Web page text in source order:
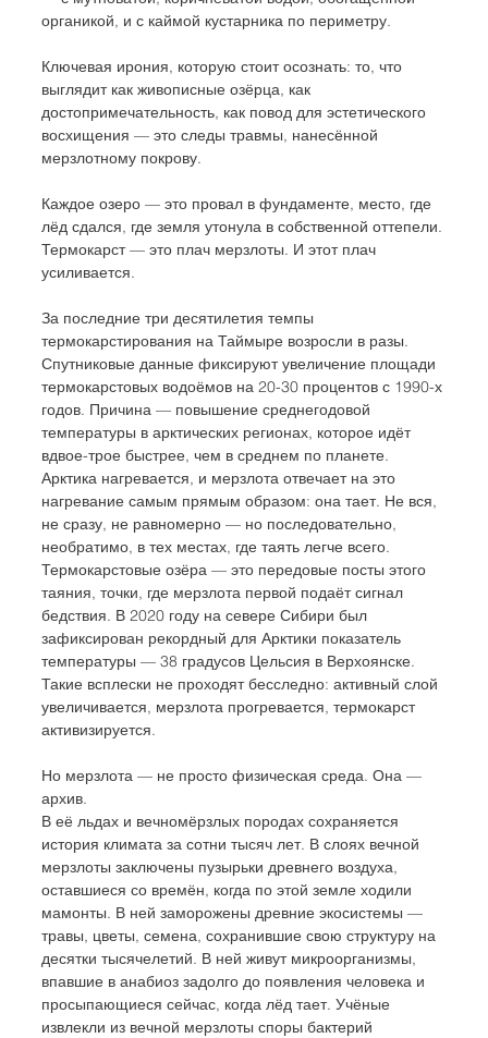
органикой, и с каймой кустарника по периметру.
Ключевая ирония, которую стоит осознать: то, что
выглядит как живописные озёрца, как
достопримечательность, как повод для эстетического
восхищения — это следы травмы, нанесённой
мерзлотному покрову.
Каждое озеро — это провал в фундаменте, место, где
лёд сдался, где земля утонула в собственной оттепели.
Термокарст — это плач мерзлоты. И этот плач
усиливается.
За последние три десятилетия темпы
термокарстирования на Таймыре возросли в разы.
Спутниковые данные фиксируют увеличение площади
термокарстовых водоёмов на 20-30 процентов с 1990-х
годов. Причина — повышение среднегодовой
температуры в арктических регионах, которое идёт
вдвое-трое быстрее, чем в среднем по планете.
Арктика нагревается, и мерзлота отвечает на это
нагревание самым прямым образом: она тает. Не вся,
не сразу, не равномерно — но последовательно,
необратимо, в тех местах, где таять легче всего.
Термокарстовые озёра — это передовые посты этого
таяния, точки, где мерзлота первой подаёт сигнал
бедствия. В 2020 году на севере Сибири был
зафиксирован рекордный для Арктики показатель
температуры — 38 градусов Цельсия в Верхоянске.
Такие всплески не проходят бесследно: активный слой
увеличивается, мерзлота прогревается, термокарст
активизируется.
Но мерзлота — не просто физическая среда. Она —
архив.
В её льдах и вечномёрзлых породах сохраняется
история климата за сотни тысяч лет. В слоях вечной
мерзлоты заключены пузырьки древнего воздуха,
оставшиеся со времён, когда по этой земле ходили
мамонты. В ней заморожены древние экосистемы —
травы, цветы, семена, сохранившие свою структуру на
десятки тысячелетий. В ней живут микроорганизмы,
впавшие в анабиоз задолго до появления человека и
просыпающиеся сейчас, когда лёд тает. Учёные
извлекли из вечной мерзлоты споры бактерий